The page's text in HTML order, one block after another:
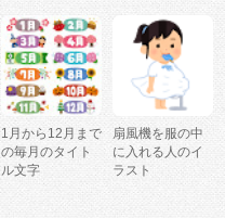
1月から12月まで
の毎月のタイト
ル文字
扇風機を服の中
に入れる人のイ
ラスト